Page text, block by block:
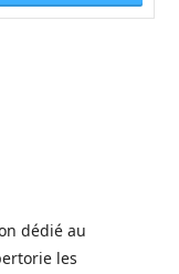
dédié au
les